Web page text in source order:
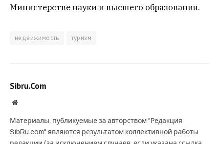
Министерстве науки и высшего образования.
недвижимость туризм
Sibru.Com
Website
Материалы, публикуемые за авторством "Редакция
SibRu.com" являются результатом коллективной работы